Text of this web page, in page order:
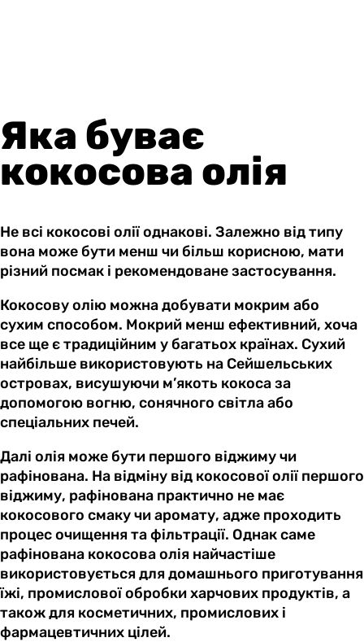
Яка буває
кокосова олія
Не всі кокосові олії однакові. Залежно від типу
вона може бути менш чи більш корисною, мати
різний посмак і рекомендоване застосування.
Кокосову олію можна добувати мокрим або
сухим способом. Мокрий менш ефективний, хоча
все ще є традиційним у багатьох країнах. Сухий
найбільше використовують на Сейшельських
островах, висушуючи м’якоть кокоса за
допомогою вогню, сонячного світла або
спеціальних печей.
Далі олія може бути першого віджиму чи
рафінована. На відміну від кокосової олії першого
віджиму, рафінована практично не має
кокосового смаку чи аромату, адже проходить
процес очищення та фільтрації. Однак саме
рафінована кокосова олія найчастіше
використовується для домашнього приготування
їжі, промислової обробки харчових продуктів, а
також для косметичних, промислових і
фармацевтичних цілей.